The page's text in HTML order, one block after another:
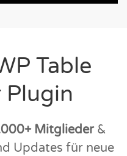
Table
Plugin
Mitglieder&
Updates für neue